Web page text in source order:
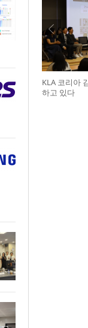
KLA 코리아
하고 있다